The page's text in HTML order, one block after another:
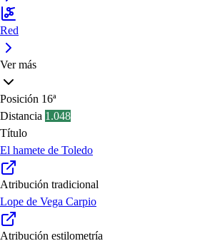
Red
Ver más
Posición 16ª
Distancia 1.048
Título
El hamete de Toledo
Atribución tradicional
Lope de Vega Carpio
Atribución estilometría